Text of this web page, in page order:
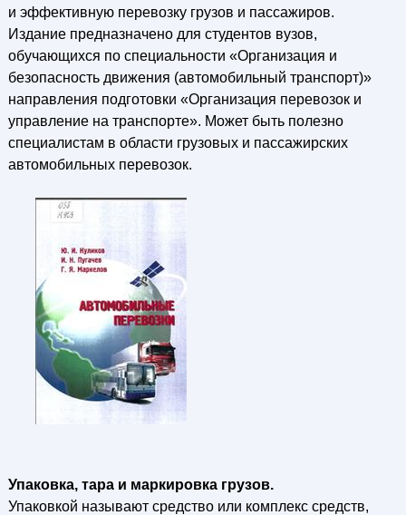
и эффективную перевозку грузов и пассажиров.
Издание предназначено для студентов вузов,
обучающихся по специальности «Организация и
безопасность движения (автомобильный транспорт)»
направления подготовки «Организация перевозок и
управление на транспорте». Может быть полезно
специалистам в области грузовых и пассажирских
автомобильных перевозок.
Упаковка, тара и маркировка грузов.
Упаковкой называют средство или комплекс средств,